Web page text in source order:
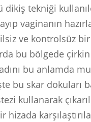
dikiş tekniği
vaginanın
ve kontrolsüz
bu bölgede
bu anlamda
bu skar dokuları
kullanarak
hizada